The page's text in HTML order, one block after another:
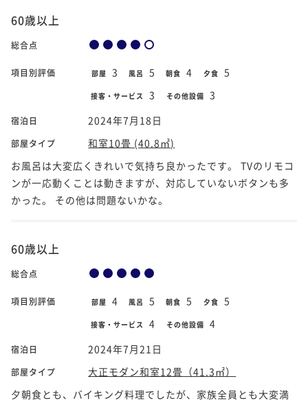
60歳以上
総合点
項目別評価 部屋 3 風呂 5 朝食 4 夕食 5
接客・サービス 3 その他設備 3
宿泊日 2024年7月18日
部屋タイプ
和室10畳 (40.8㎡)
お風呂は大変広くきれいで気持ち良かったです。 TVのリモコ
ンが一応動くことは動きますが、対応していないボタンも多
かった。 その他は問題ないかな。
60歳以上
総合点
項目別評価 部屋 4 風呂 5 朝食 5 夕食 5
接客・サービス 4 その他設備 4
宿泊日 2024年7月21日
部屋タイプ
大正モダン和室12畳（41.3㎡）
夕朝食とも、バイキング料理でしたが、家族全員とも大変満